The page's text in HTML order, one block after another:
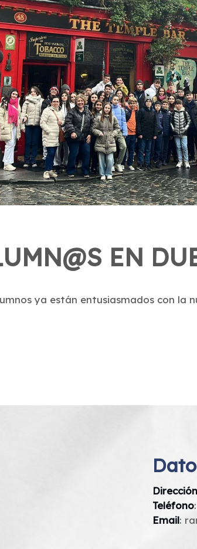
EN
ya están entusiasmados con la
Dirección
Teléfono:
Email: